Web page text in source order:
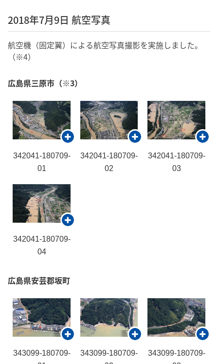
2018年7月9日 航空写真
航空機（固定翼）による航空写真撮影を実施しました。
（※4）
広島県三原市（※3）
342041-180709-
01
342041-180709-
02
342041-180709-
03
342041-180709-
04
広島県安芸郡坂町
343099-180709-
343099-180709-
343099-180709-